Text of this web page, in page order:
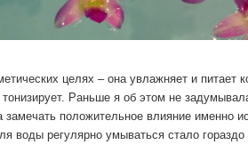
целях – она увлажняет и питает
Раньше я об этом не
положительное влияние именно
воды регулярно умываться стало